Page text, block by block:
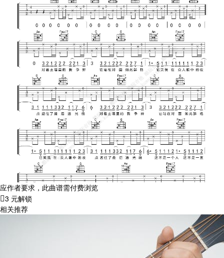
应作者要求，此曲谱需付费浏览
3 元解锁
相关推荐